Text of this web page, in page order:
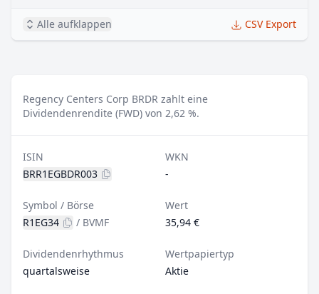
Alle aufklappen CSV Export
Regency Centers Corp BRDR zahlt eine
Dividendenrendite (FWD) von 2,62 %.
ISIN
BRR1EGBDR003
WKN
-
Symbol / Börse
R1EG34
/ BVMF
Wert
35,94 €
Dividendenrhythmus
quartalsweise
Wertpapiertyp
Aktie